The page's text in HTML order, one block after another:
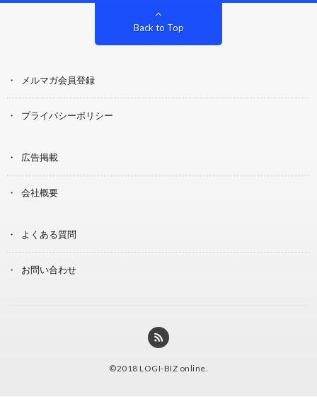
Back to Top
メルマガ会員登録
プライバシーポリシー
広告掲載
会社概要
よくある質問
お問い合わせ
©2018 LOGI-BIZ online